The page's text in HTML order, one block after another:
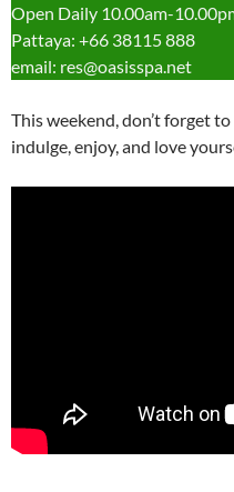
Open Daily 10.00am-
Pattaya: +66 38115 888
email: res@oasisspa.net
This weekend, don’t forget
indulge, enjoy, and love